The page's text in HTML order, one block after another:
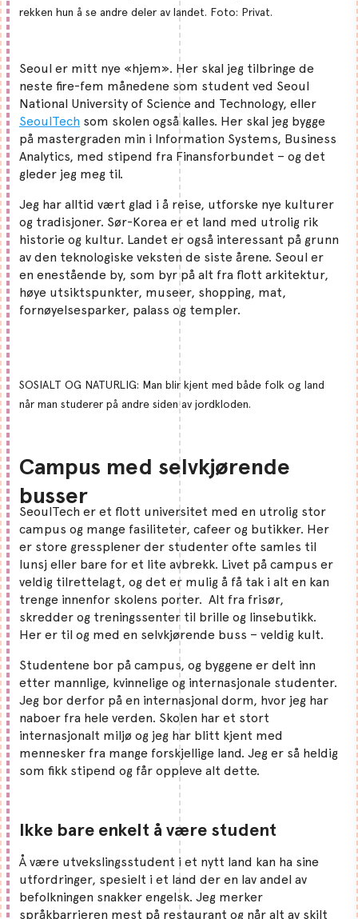
rekken hun å se andre deler av landet. Foto: Privat.
Seoul er mitt nye «hjem». Her skal jeg tilbringe de
neste fire-fem månedene som student ved Seoul
National University of Science and Technology, eller
SeoulTech som skolen også kalles. Her skal jeg bygge
på mastergraden min i Information Systems, Business
Analytics, med stipend fra Finansforbundet – og det
gleder jeg meg til.
Jeg har alltid vært glad i å reise, utforske nye kulturer
og tradisjoner. Sør-Korea er et land med utrolig rik
historie og kultur. Landet er også interessant på grunn
av den teknologiske veksten de siste årene. Seoul er
en enestående by, som byr på alt fra flott arkitektur,
høye utsiktspunkter, museer, shopping, mat,
fornøyelsesparker, palass og templer.
SOSIALT OG NATURLIG: Man blir kjent med både folk og land
når man studerer på andre siden av jordkloden.
Campus med selvkjørende
busser
SeoulTech er et flott universitet med en utrolig stor
campus og mange fasiliteter, cafeer og butikker. Her
er store gressplener der studenter ofte samles til
lunsj eller bare for et lite avbrekk. Livet på campus er
veldig tilrettelagt, og det er mulig å få tak i alt en kan
trenge innenfor skolens porter. Alt fra frisør,
skredder og treningssenter til brille og linsebutikk.
Her er til og med en selvkjørende buss – veldig kult.
Studentene bor på campus, og byggene er delt inn
etter mannlige, kvinnelige og internasjonale studenter.
Jeg bor derfor på en internasjonal dorm, hvor jeg har
naboer fra hele verden. Skolen har et stort
internasjonalt miljø og jeg har blitt kjent med
mennesker fra mange forskjellige land. Jeg er så heldig
som fikk stipend og får oppleve alt dette.
Ikke bare enkelt å være student
Å være utvekslingsstudent i et nytt land kan ha sine
utfordringer, spesielt i et land der en lav andel av
befolkningen snakker engelsk. Jeg merker
språkbarrieren mest på restaurant og når alt av skilt